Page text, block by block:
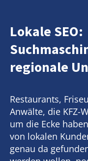
Lokale SEO:
regionale
Restaurants,
Anwälte, die KFZ-
um die Ecke
von lokalen
genau da